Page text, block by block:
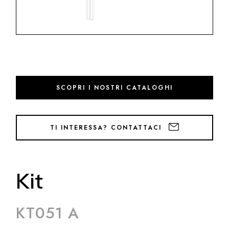
SCOPRI I NOSTRI CATALOGHI
TI INTERESSA? CONTATTACI
Kit
KT051 A